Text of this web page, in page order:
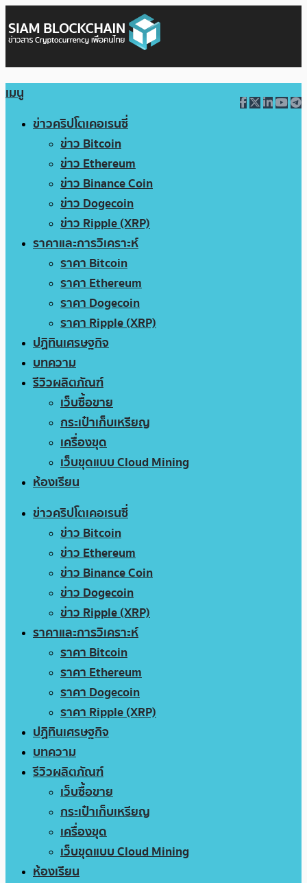
เมนู
ข่าวคริปโตเคอเรนซี่
ข่าว Bitcoin
ข่าว Ethereum
ข่าว Binance Coin
ข่าว Dogecoin
ข่าว Ripple (XRP)
ราคาและการวิเคราะห์
ราคา Bitcoin
ราคา Ethereum
ราคา Dogecoin
ราคา Ripple (XRP)
ปฏิทินเศรษฐกิจ
บทความ
รีวิวผลิตภัณฑ์
เว็บซื้อขาย
กระเป๋าเก็บเหรียญ
เครื่องขุด
เว็บขุดแบบ Cloud Mining
ห้องเรียน
ข่าวคริปโตเคอเรนซี่
ข่าว Bitcoin
ข่าว Ethereum
ข่าว Binance Coin
ข่าว Dogecoin
ข่าว Ripple (XRP)
ราคาและการวิเคราะห์
ราคา Bitcoin
ราคา Ethereum
ราคา Dogecoin
ราคา Ripple (XRP)
ปฏิทินเศรษฐกิจ
บทความ
รีวิวผลิตภัณฑ์
เว็บซื้อขาย
กระเป๋าเก็บเหรียญ
เครื่องขุด
เว็บขุดแบบ Cloud Mining
ห้องเรียน